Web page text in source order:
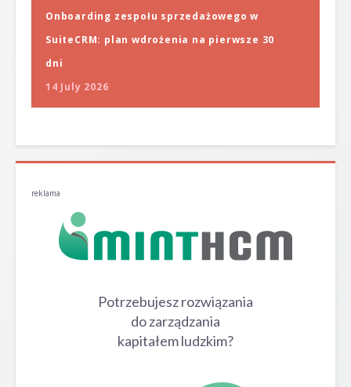
Onboarding zespołu sprzedażowego w
SuiteCRM: plan wdrożenia na pierwsze 30
dni
14 July 2026
reklama
Potrzebujesz rozwiązania
do zarządzania
kapitałem ludzkim?